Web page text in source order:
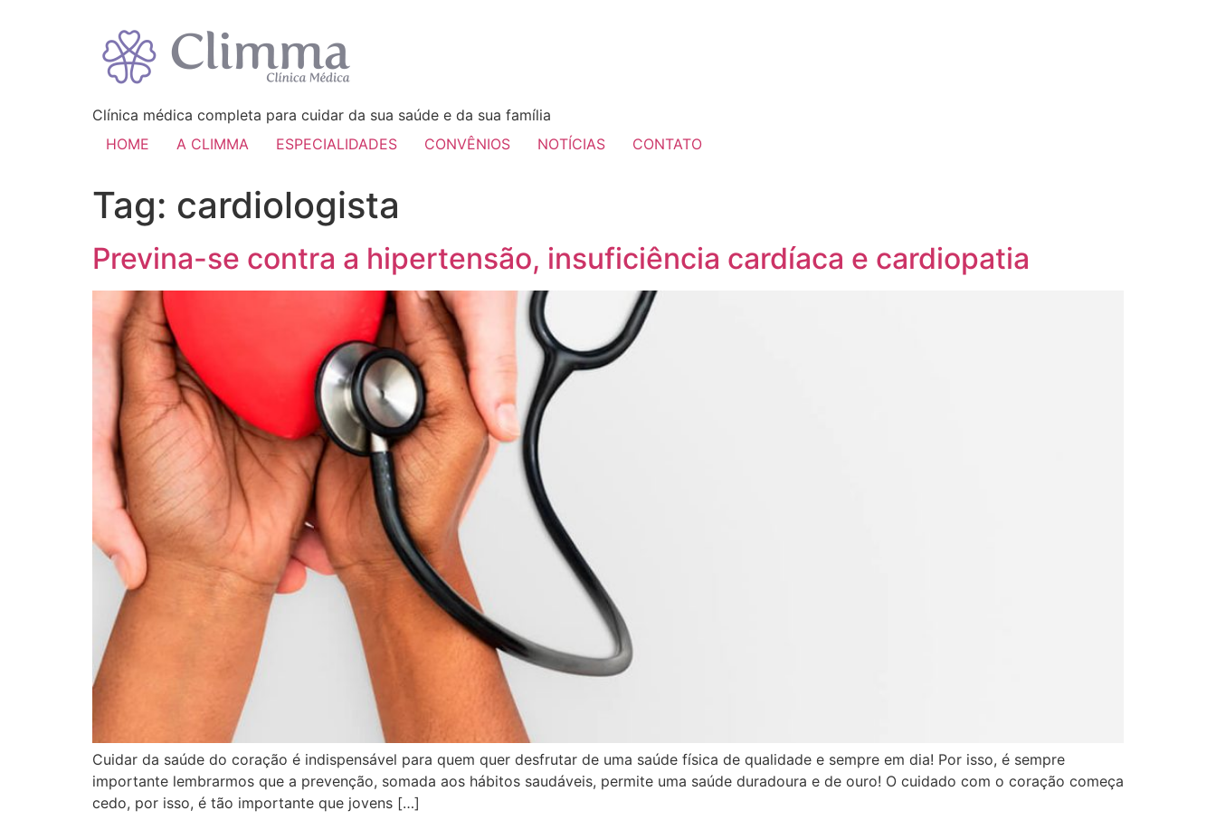
Clínica médica completa para cuidar da sua saúde e da sua família
HOME
A CLIMMA ESPECIALIDADES CONVÊNIOS NOTÍCIAS CONTATO
Tag: cardiologista
Previna-se contra a hipertensão, insuficiência cardíaca e cardiopatia
Cuidar da saúde do coração é indispensável para quem quer desfrutar de uma saúde física de qualidade e sempre em dia! Por isso, é sempre
importante lembrarmos que a prevenção, somada aos hábitos saudáveis, permite uma saúde duradoura e de ouro! O cuidado com o coração começa
cedo, por isso, é tão importante que jovens […]